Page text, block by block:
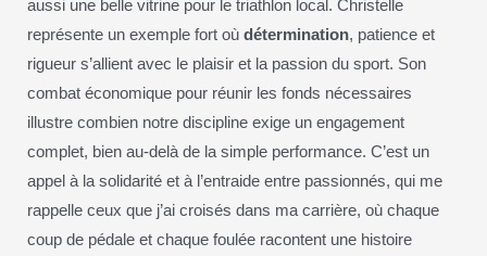
aussi une belle vitrine pour le triathlon local. Christelle
représente un exemple fort où détermination, patience et
rigueur s’allient avec le plaisir et la passion du sport. Son
combat économique pour réunir les fonds nécessaires
illustre combien notre discipline exige un engagement
complet, bien au-delà de la simple performance. C’est un
appel à la solidarité et à l’entraide entre passionnés, qui me
rappelle ceux que j’ai croisés dans ma carrière, où chaque
coup de pédale et chaque foulée racontent une histoire